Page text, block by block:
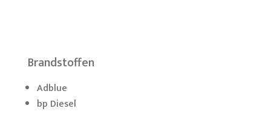
Brandstoffen
Adblue
bp Diesel